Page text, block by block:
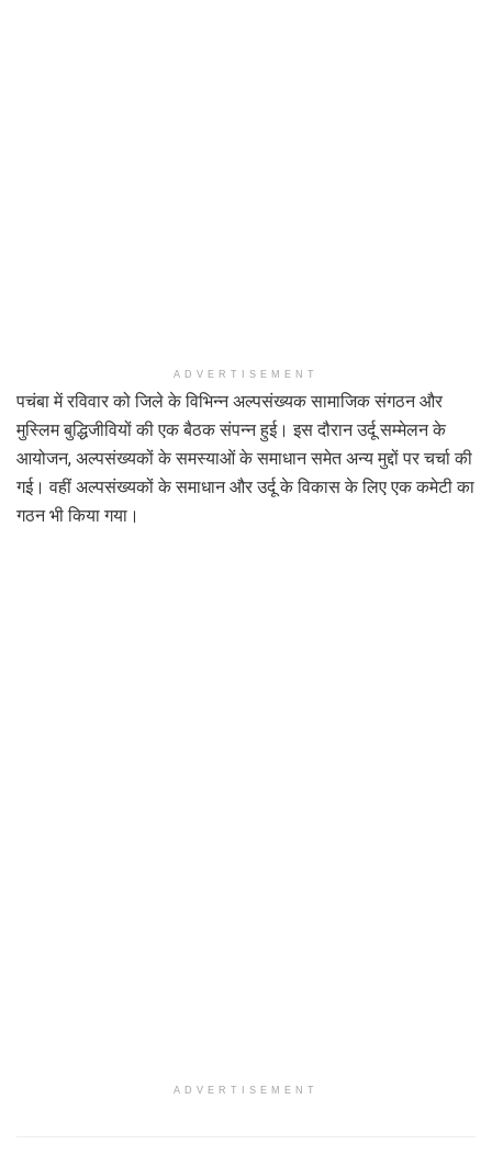
ADVERTISEMENT
पचंबा में रविवार को जिले के विभिन्न अल्पसंख्यक सामाजिक संगठन और
मुस्लिम बुद्धिजीवियों की एक बैठक संपन्न हुई। इस दौरान उर्दू सम्मेलन के
आयोजन, अल्पसंख्यकों के समस्याओं के समाधान समेत अन्य मुद्दों पर चर्चा की
गई। वहीं अल्पसंख्यकों के समाधान और उर्दू के विकास के लिए एक कमेटी का
गठन भी किया गया।
ADVERTISEMENT